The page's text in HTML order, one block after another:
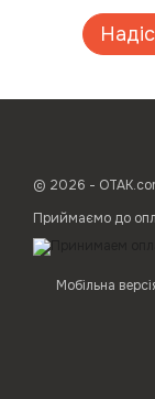
© 2026 -
Приймаємо до
Мобільна